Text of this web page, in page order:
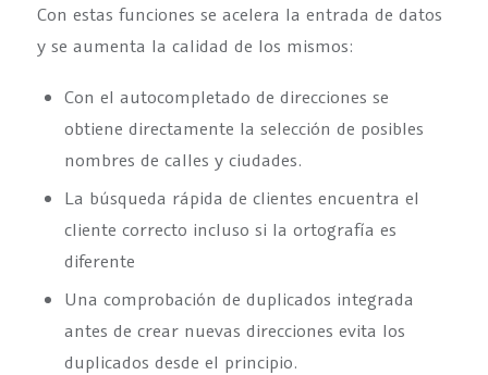
Con estas funciones se acelera la entrada de datos
y se aumenta la calidad de los mismos:
Con el autocompletado de direcciones se
obtiene directamente la selección de posibles
nombres de calles y ciudades.
La búsqueda rápida de clientes encuentra el
cliente correcto incluso si la ortografía es
diferente
Una comprobación de duplicados integrada
antes de crear nuevas direcciones evita los
duplicados desde el principio.